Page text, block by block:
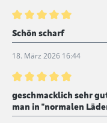
Bewertung mit 5 von 5
Schön scharf
18. März 2026 16:44
Bewertung mit 5 von 5
geschmacklich sehr
man in "normalen